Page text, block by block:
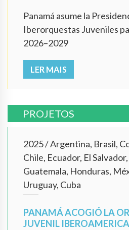
Panamá asume la
Iberorquestas Juveniles
2026–2029
LER MAIS
PROJETOS
2025/Argentina, Brasil,
Chile, Ecuador, El
Guatemala, Honduras,
Uruguay, Cuba
PANAMÁ ACOGIÓ LA
JUVENIL